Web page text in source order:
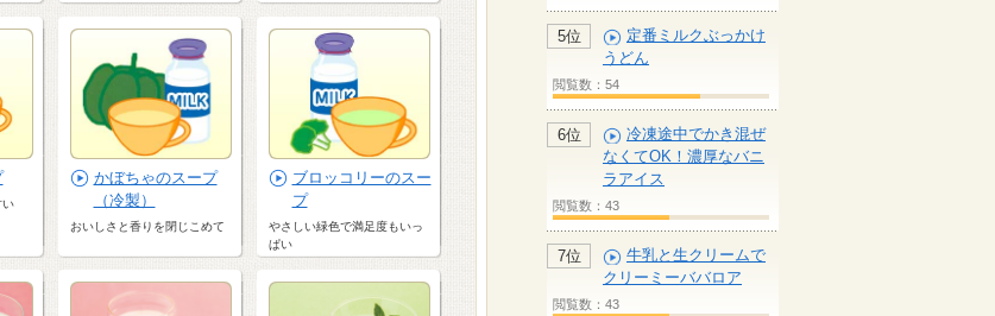
い
かぼちゃのスープ
（冷製）
おいしさと香りを閉じこめて
ブロッコリーのスー
プ
やさしい緑色で満足度もいっ
ぱい
5位
定番ミルクぶっかけ
うどん
閲覧数：54
6位
冷凍途中でかき混ぜ
なくてOK！濃厚なバニ
ラアイス
閲覧数：43
7位
牛乳と生クリームで
クリーミーババロア
閲覧数：43